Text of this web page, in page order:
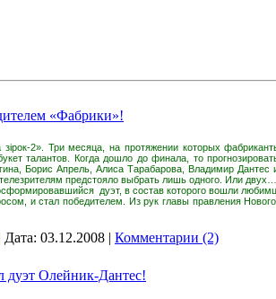
«Фабрики»!
зірок-2». Три месяца, на протяжении которых
талантов. Когда дошло до финала, то
Борис Апрель, Алиса Тарабарова, Владимир
предстояло выбрать лишь одного. Или двух…
дуэт, в состав которого вошли
и стал победителем. Из рук главы правления
Дата: 03.12.2008 | Комментарии (2)
дуэт Олейник-Дантес!